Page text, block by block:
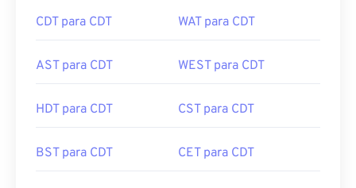
CDT para CDT WAT para CDT
AST para CDT WEST para CDT
HDT para CDT CST para CDT
BST para CDT CET para CDT